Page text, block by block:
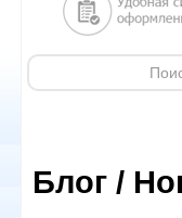
Блог /